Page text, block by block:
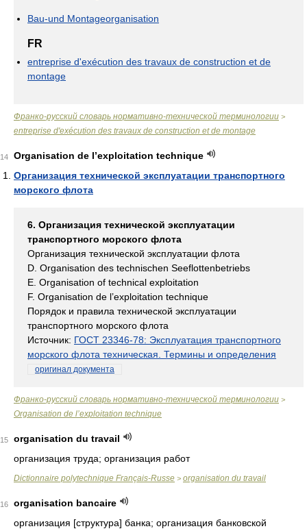
Bau-und Montageorganisation
FR
entreprise d'exécution des travaux de construction et de
montage
Франко-русский словарь нормативно-технической терминологии >
entreprise d'exécution des travaux de construction et de montage
14
Organisation de l’exploitation technique
Организация технической эксплуатации транспортного
морского флота
6. Организация технической эксплуатации
транспортного морского флота
Организация технической эксплуатации флота
D. Organisation des technischen Seeflottenbetriebs
E. Organisation of technical exploitation
F. Organisation de l’exploitation technique
Порядок и правила технической эксплуатации
транспортного морского флота
Источник: ГОСТ 23346-78: Эксплуатация транспортного
морского флота техническая. Термины и определения
оригинал документа
Франко-русский словарь нормативно-технической терминологии >
Organisation de l’exploitation technique
15
organisation du travail
организация труда; организация работ
Dictionnaire polytechnique Français-Russe > organisation du travail
16
organisation bancaire
организация [структура] банка; организация банковской